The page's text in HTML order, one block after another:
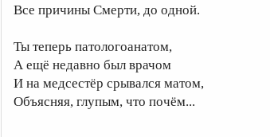
Все причины Смерти, до одной.
Ты теперь патологоанатом,
А ещё недавно был врачом
И на медсестёр срывался матом,
Объясняя, глупым, что почём...